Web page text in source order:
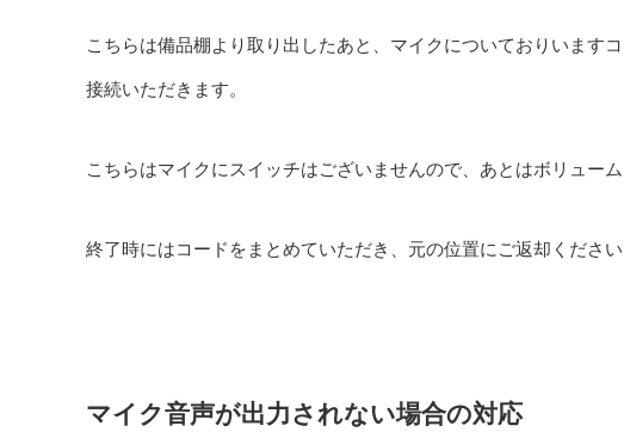
こちらは備品棚より取り出したあと、マイクについておりいま
接続いただきます。
こちらはマイクにスイッチはございませんので、あとはボリュー
終了時にはコードをまとめていただき、元の位置にご返却ください
マイク音声が出力されない場合の対応